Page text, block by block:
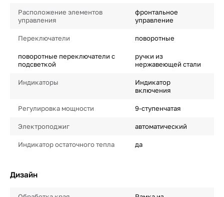
Расположение элементов
управления
фронтальное
управление
Переключатели поворотные
поворотные переключатели с
подсветкой
ручки из
нержавеющей стали
Индикаторы
Индикатор
включения
Регулировка мощности 9-ступенчатая
Электроподжиг автоматический
Индикатор остаточного тепла да
Дизайн